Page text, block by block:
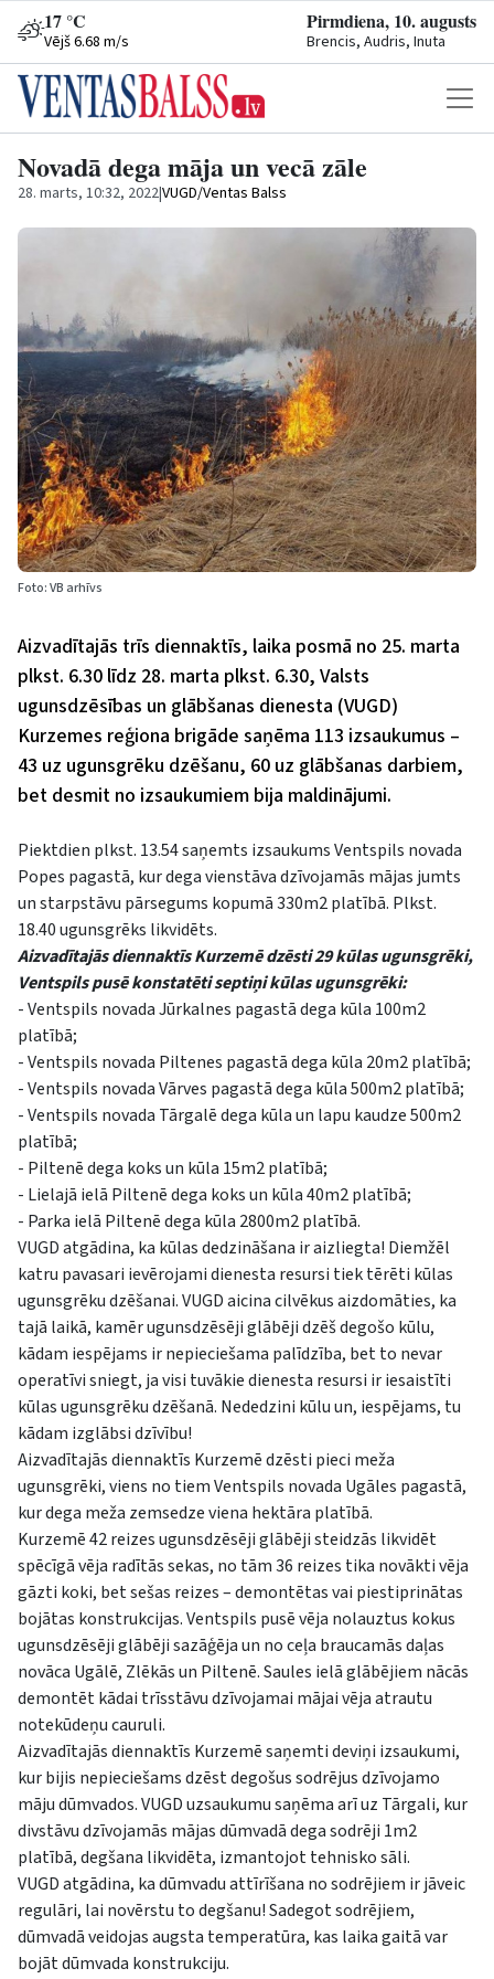
17 °C
Vējš 6.68 m/s
Pirmdiena, 10. augusts
Brencis, Audris, Inuta
Novadā dega māja un vecā zāle
28. marts, 10:32, 2022|VUGD/Ventas Balss
Foto: VB arhīvs
Aizvadītajās trīs diennaktīs, laika posmā no 25. marta
plkst. 6.30 līdz 28. marta plkst. 6.30, Valsts
ugunsdzēsības un glābšanas dienesta (VUGD)
Kurzemes reģiona brigāde saņēma 113 izsaukumus –
43 uz ugunsgrēku dzēšanu, 60 uz glābšanas darbiem,
bet desmit no izsaukumiem bija maldinājumi.
Piektdien plkst. 13.54 saņemts izsaukums Ventspils novada
Popes pagastā, kur dega vienstāva dzīvojamās mājas jumts
un starpstāvu pārsegums kopumā 330m2 platībā. Plkst.
18.40 ugunsgrēks likvidēts.
Aizvadītajās diennaktīs Kurzemē dzēsti 29 kūlas ugunsgrēki,
Ventspils pusē konstatēti septiņi kūlas ugunsgrēki:
- Ventspils novada Jūrkalnes pagastā dega kūla 100m2
platībā;
- Ventspils novada Piltenes pagastā dega kūla 20m2 platībā;
- Ventspils novada Vārves pagastā dega kūla 500m2 platībā;
- Ventspils novada Tārgalē dega kūla un lapu kaudze 500m2
platībā;
- Piltenē dega koks un kūla 15m2 platībā;
- Lielajā ielā Piltenē dega koks un kūla 40m2 platībā;
- Parka ielā Piltenē dega kūla 2800m2 platībā.
VUGD atgādina, ka kūlas dedzināšana ir aizliegta! Diemžēl
katru pavasari ievērojami dienesta resursi tiek tērēti kūlas
ugunsgrēku dzēšanai. VUGD aicina cilvēkus aizdomāties, ka
tajā laikā, kamēr ugunsdzēsēji glābēji dzēš degošo kūlu,
kādam iespējams ir nepieciešama palīdzība, bet to nevar
operatīvi sniegt, ja visi tuvākie dienesta resursi ir iesaistīti
kūlas ugunsgrēku dzēšanā. Nededzini kūlu un, iespējams, tu
kādam izglābsi dzīvību!
Aizvadītajās diennaktīs Kurzemē dzēsti pieci meža
ugunsgrēki, viens no tiem Ventspils novada Ugāles pagastā,
kur dega meža zemsedze viena hektāra platībā.
Kurzemē 42 reizes ugunsdzēsēji glābēji steidzās likvidēt
spēcīgā vēja radītās sekas, no tām 36 reizes tika novākti vēja
gāzti koki, bet sešas reizes – demontētas vai piestiprinātas
bojātas konstrukcijas. Ventspils pusē vēja nolauztus kokus
ugunsdzēsēji glābēji sazāģēja un no ceļa braucamās daļas
novāca Ugālē, Zlēkās un Piltenē. Saules ielā glābējiem nācās
demontēt kādai trīsstāvu dzīvojamai mājai vēja atrautu
notekūdeņu cauruli.
Aizvadītajās diennaktīs Kurzemē saņemti deviņi izsaukumi,
kur bijis nepieciešams dzēst degošus sodrējus dzīvojamo
māju dūmvados. VUGD uzsaukumu saņēma arī uz Tārgali, kur
divstāvu dzīvojamās mājas dūmvadā dega sodrēji 1m2
platībā, degšana likvidēta, izmantojot tehnisko sāli.
VUGD atgādina, ka dūmvadu attīrīšana no sodrējiem ir jāveic
regulāri, lai novērstu to degšanu! Sadegot sodrējiem,
dūmvadā veidojas augsta temperatūra, kas laika gaitā var
bojāt dūmvada konstrukciju.